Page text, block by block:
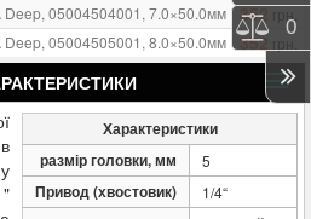
Deep, 05004504001, 7.0×50.0мм
352
Deep, 05004505001, 8.0×50.0мм
352
05004506001, 9.0×50.0мм
грн.
Deep, 05004507001,
360грн.
Deep, 05004508001,
380
Deep, 05004510001,
Характеристики
размір головки, мм
5
Привод (хвостовик) 1/4“
0